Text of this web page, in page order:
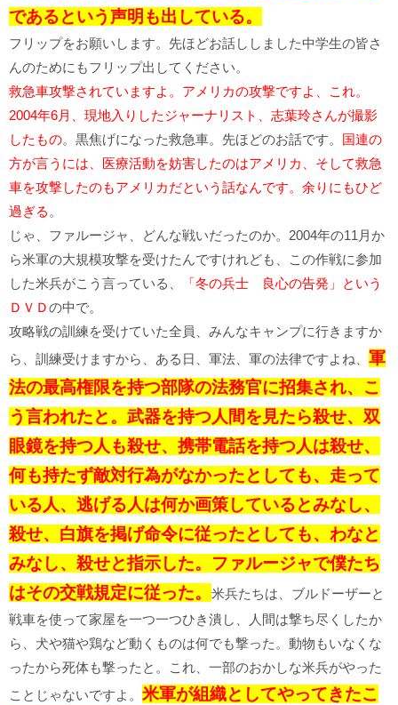
であるという声明も出している。
フリップをお願いします。先ほどお話ししました中学生の皆さ
んのためにもフリップ出してください。
救急車攻撃されていますよ。アメリカの攻撃ですよ、これ。
2004年6月、現地入りしたジャーナリスト、志葉玲さんが撮影
したもの。黒焦げになった救急車。先ほどのお話です。 国連の
方が言うには、医療活動を妨害したのはアメリカ、そして救急
車を攻撃したのもアメリカだという話なんです。余りにもひど
過ぎる。
じゃ、ファルージャ、どんな戦いだったのか。2004年の11月か
ら米軍の大規模攻撃を受けたんですけれども、この作戦に参加
した米兵がこう言っている、
「冬の兵士 良心の告発」という
ＤＶＤの中で。
攻略戦の訓練を受けていた全員、みんなキャンプに行きますか
ら、訓練受けますから、ある日、軍法、軍の法律ですよね、 軍
法の最高権限を持つ部隊の法務官に招集され、こ
う言われたと。武器を持つ人間を見たら殺せ、双
眼鏡を持つ人も殺せ、携帯電話を持つ人は殺せ、
何も持たず敵対行為がなかったとしても、走って
いる人、逃げる人は何か画策しているとみなし、
殺せ、白旗を掲げ命令に従ったとしても、わなと
みなし、殺せと指示した。ファルージャで僕たち
はその交戦規定に従った。
米兵たちは、ブルドーザーと
戦車を使って家屋を一つ一つひき潰し、人間は撃ち尽くしたか
ら、犬や猫や鶏など動くものは何でも撃った。動物もいなくな
ったから死体も撃ったと。これ、一部のおかしな米兵がやった
ことじゃないですよ。 米軍が組織としてやってきたこ